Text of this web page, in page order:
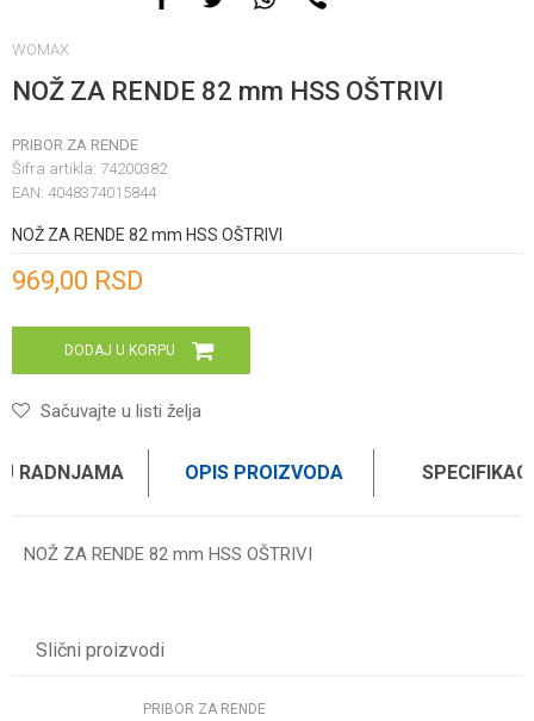
WOMAX
NOŽ ZA RENDE 82 mm HSS OŠTRIVI
PRIBOR ZA RENDE
Šifra artikla: 74200382
EAN: 4048374015844
NOŽ ZA RENDE 82 mm HSS OŠTRIVI
969,00 RSD
DODAJ U KORPU
Sačuvajte u listi želja
RADNJAMA OPIS PROIZVODA
NOŽ ZA RENDE 82 mm HSS OŠTRIVI
Slični proizvodi
PRIBOR ZA RENDE